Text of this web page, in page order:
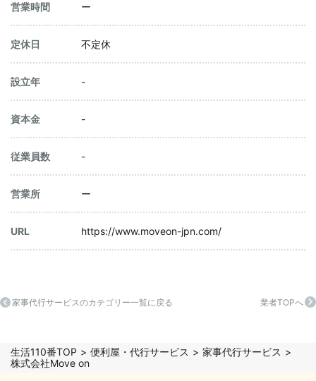
資本金 -
従業員数 -
営業時間 ー
営業所 ー
定休日 不定休
URL https://www.moveon-jpn.com/
設立年 -
家事代行サービスのカテゴリー一覧に戻る 業者TOPへ
生活110番TOP 便利屋・代行サービス
家事代行サービス
株式会社Move on